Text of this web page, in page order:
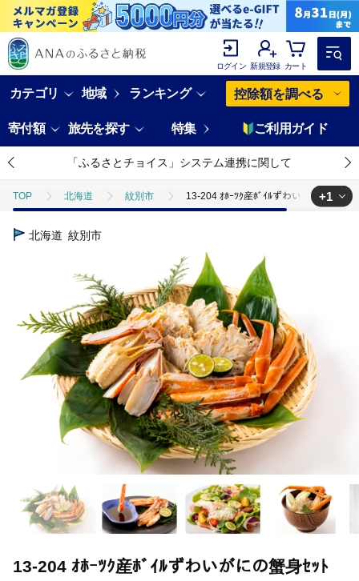
ログイン 新規登録 カート
カテゴリ 地域 ランキング 控除額を調べる
寄付額 旅先を探す 特集 ご利用ガイド
「ふるさとチョイス」システム連携に関して
TOP 北海道 紋別市 13-204 ｵﾎｰﾂｸ産ﾎﾞｲﾙずわいがにの蟹身ｾ
TOP
+1
北海道 紋別市
13-204 ｵﾎｰﾂｸ産ﾎﾞｲﾙずわいがにの蟹身ｾｯﾄ